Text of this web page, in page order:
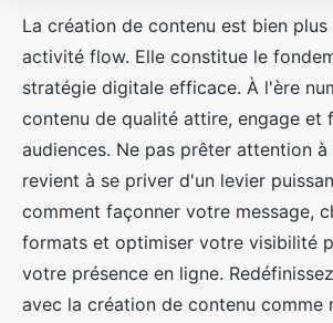
La création de contenu est bien
activité flow. Elle constitue le
stratégie digitale efficace. À l'ère
contenu de qualité attire, engage et
audiences. Ne pas prêter attention
revient à se priver d'un levier
comment façonner votre message,
formats et optimiser votre visibilité
votre présence en ligne.
avec la création de contenu comme